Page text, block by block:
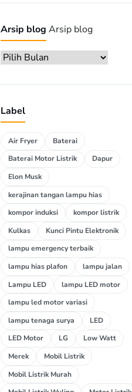
Arsip blog Arsip blog
Label
Air Fryer
Baterai
Baterai Motor Listrik
Dapur
Elon Musk
kerajinan tangan lampu hias
kompor induksi
kompor listrik
Kulkas
Kunci Pintu Elektronik
lampu emergency terbaik
lampu hias plafon
lampu jalan
Lampu LED
lampu LED motor
lampu led motor variasi
lampu tenaga surya
LED
LED Motor
LG
Low Watt
Merek
Mobil Listrik
Mobil Listrik Murah